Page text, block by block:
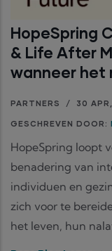
HopeSpring
& Life After
wanneer het
PARTNERS / 30
GESCHREVEN DOOR:
HopeSpring loopt
benadering van
individuen en
zich voor te
het leven, hun